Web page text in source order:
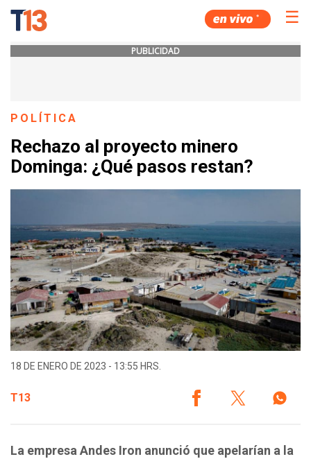
☰
PUBLICIDAD
POLÍTICA
Rechazo al proyecto minero
Dominga: ¿Qué pasos restan?
18 DE ENERO DE 2023 - 13:55 HRS.
T13
La empresa Andes Iron anunció que apelarían a la